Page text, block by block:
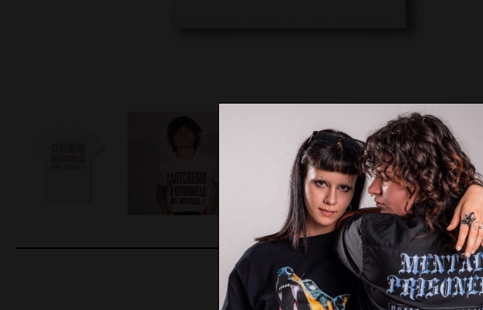
SHARE
ON FACEBOOK
Su questo sito web
esperienza di
tutti" dai il
sito. Per avere
"Maggiori
Accetta tutti